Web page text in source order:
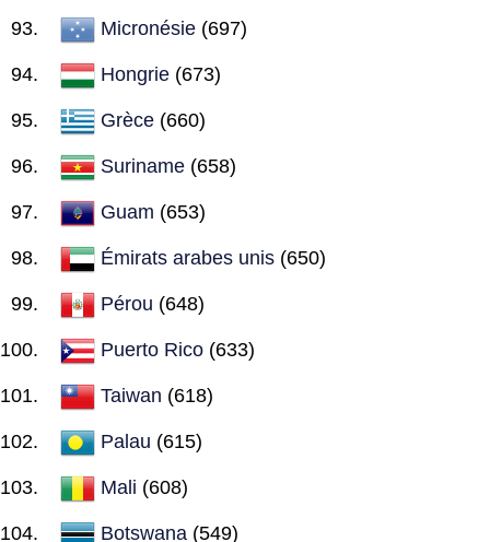
Micronésie (697)
Hongrie (673)
Grèce (660)
Suriname (658)
Guam (653)
Émirats arabes unis (650)
Pérou (648)
Puerto Rico (633)
Taiwan (618)
Palau (615)
Mali (608)
Botswana (549)